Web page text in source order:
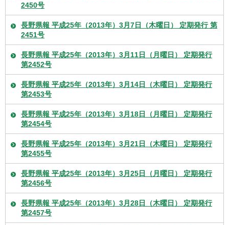
2450号
長野県報 平成25年（2013年）3月7日（木曜日） 定期発行 第
2451号
長野県報 平成25年（2013年）3月11日（月曜日） 定期発行
第2452号
長野県報 平成25年（2013年）3月14日（木曜日） 定期発行
第2453号
長野県報 平成25年（2013年）3月18日（月曜日） 定期発行
第2454号
長野県報 平成25年（2013年）3月21日（木曜日） 定期発行
第2455号
長野県報 平成25年（2013年）3月25日（月曜日） 定期発行
第2456号
長野県報 平成25年（2013年）3月28日（木曜日） 定期発行
第2457号